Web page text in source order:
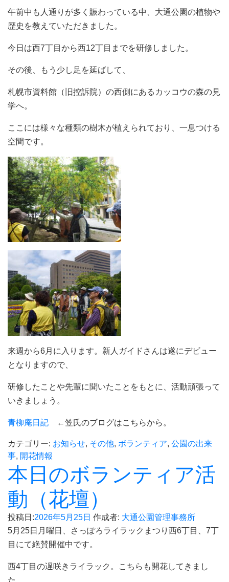
午前中も人通りが多く賑わっている中、大通公園の植物や
歴史を教えていただきました。
今日は西7丁目から西12丁目までを研修しました。
その後、もう少し足を延ばして、
札幌市資料館（旧控訴院）の西側にあるカッコウの森の見
学へ。
ここには様々な種類の樹木が植えられており、一息つける
空間です。
来週から6月に入ります。新人ガイドさんは遂にデビュー
となりますので、
研修したことや先輩に聞いたことをもとに、活動頑張って
いきましょう。
青柳庵日記 ←笠氏のブログはこちらから。
カテゴリー: お知らせ, その他, ボランティア, 公園の出来
事, 開花情報
本日のボランティア活
動（花壇）
投稿日:2026年5月25日 作成者: 大通公園管理事務所
5月25日月曜日、さっぽろライラックまつり西6丁目、7丁
目にて絶賛開催中です。
西4丁目の遅咲きライラック。こちらも開花してきまし